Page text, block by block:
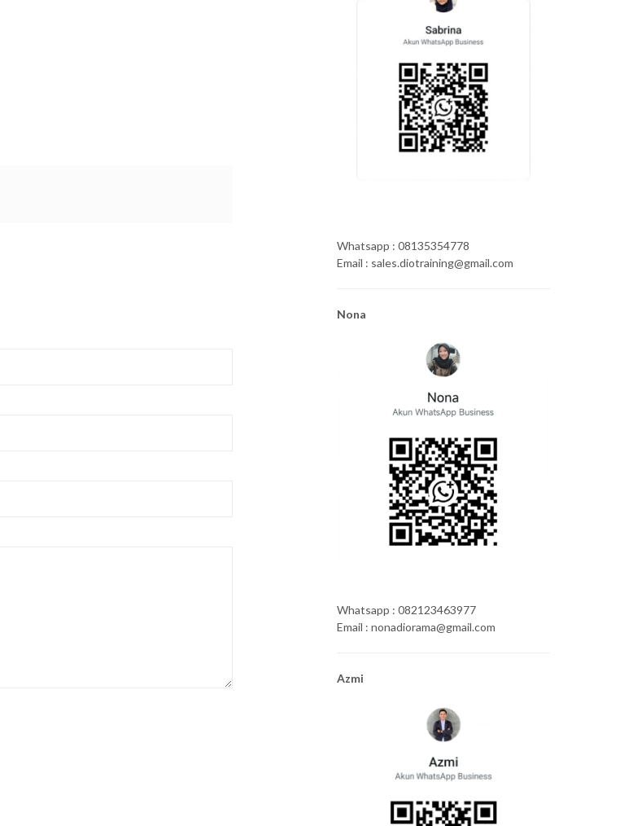
Whatsapp : 08135354778
Email : sales.diotraining@gmail.com
Nona
Whatsapp : 082123463977
Email : nonadiorama@gmail.com
Azmi